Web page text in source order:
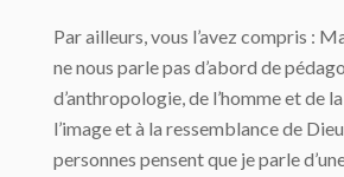
Par ailleurs, vous l’avez compris :
ne nous parle pas d’abord de
d’anthropologie, de l’homme et de
l’image et à la ressemblance de Dieu
personnes pensent que je parle